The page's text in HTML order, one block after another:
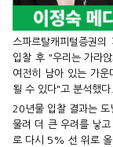
스파르탈캐피털증권
입찰 후 "우리는 가라
여전히 남아 있는 가운
될 수 있다"고 분석했다.
20년물 입찰 결과는 도
물려 더 큰 우려를 낳
로 다시 5% 선 위로 올